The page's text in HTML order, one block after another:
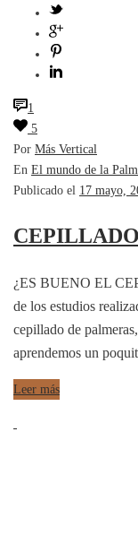
1
5
Por Más Vertical
En El mundo de la
Publicado el 17 mayo,
¿ES BUENO EL
de los estudios
cepillado de
aprendemos un
Leer más